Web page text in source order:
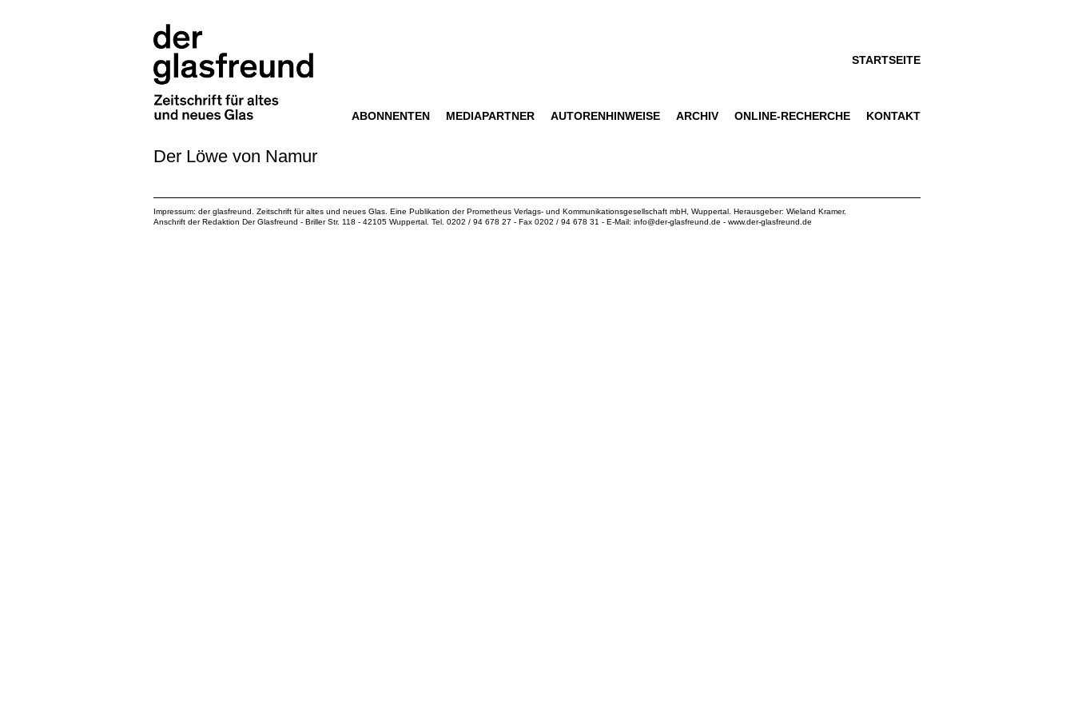
STARTSEITE
ABONNENTEN MEDIAPARTNER AUTORENHINWEISE ARCHIV ONLINE-RECHERCHE KONTAKT
Der Löwe von Namur
Impressum: der glasfreund. Zeitschrift für altes und neues Glas. Eine Publikation derPrometheus Verlags- und Kommunikationsgesellschaft mbH , Wuppertal. Herausgeber: Wieland Kramer.
Anschrift der Redaktion Der Glasfreund - Briller Str. 118 - 42105 Wuppertal. Tel. 0202 / 94 678 27 - Fax 0202 / 94 678 31 - E-Mail: info@der-glasfreund.de - www.der-glasfreund.de